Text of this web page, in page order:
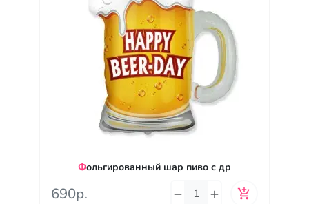
Фольгированный шар пиво с др
690р.